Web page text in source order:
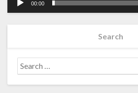
00:00
Search
Search
for: